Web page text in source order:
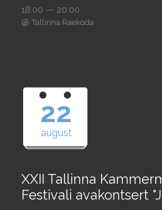
18:00 — 20:00
@ Tallinna Raekoda
22
august
XXII Tallinna
Festivali avakontsert